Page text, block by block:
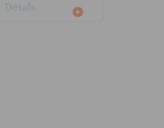
Détails